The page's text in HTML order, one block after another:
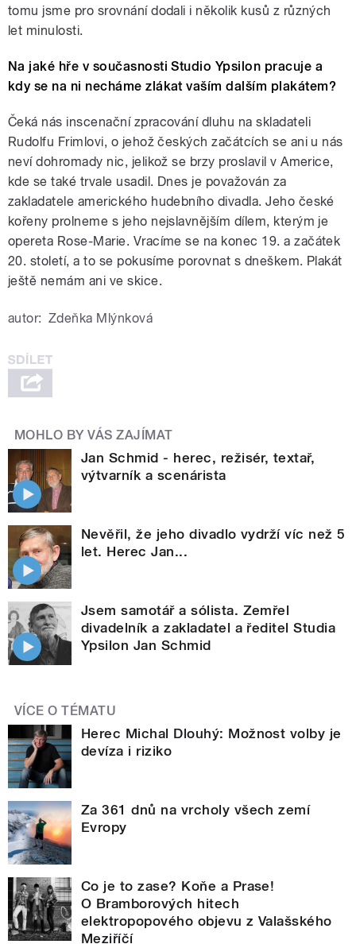
tomu jsme pro srovnání dodali i několik kusů z různých
let minulosti.
Na jaké hře v současnosti Studio Ypsilon pracuje a
kdy se na ni necháme zlákat vaším dalším plakátem?
Čeká nás inscenační zpracování dluhu na skladateli
Rudolfu Frimlovi, o jehož českých začátcích se ani u nás
neví dohromady nic, jelikož se brzy proslavil v Americe,
kde se také trvale usadil. Dnes je považován za
zakladatele amerického hudebního divadla. Jeho české
kořeny prolneme s jeho nejslavnějším dílem, kterým je
opereta Rose-Marie. Vracíme se na konec 19. a začátek
20. století, a to se pokusíme porovnat s dneškem. Plakát
ještě nemám ani ve skice.
autor: Zdeňka Mlýnková
MOHLO BY VÁS ZAJÍMAT
Jan Schmid - herec, režisér, textař,
výtvarník a scenárista
Nevěřil, že jeho divadlo vydrží víc než 5
let. Herec Jan...
Jsem samotář a sólista. Zemřel
divadelník a zakladatel a ředitel Studia
Ypsilon Jan Schmid
VÍCE O TÉMATU
Herec Michal Dlouhý: Možnost volby je
devíza i riziko
Za 361 dnů na vrcholy všech zemí
Evropy
Co je to zase? Koňe a Prase!
O Bramborových hitech
elektropopového objevu z Valašského
Meziříčí